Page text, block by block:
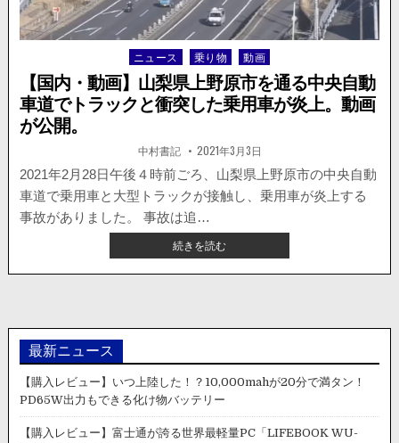
Posted
in
ニュース 乗り物 動画
【国内・動画】山梨県上野原市を通る中央自動
車道でトラックと衝突した乗用車が炎上。動画
が公開。
著
者:
中村書記 掲
載
日：
2021年3月3日
2021年2月28日午後４時前ごろ、山梨県上野原市の中央自動
車道で乗用車と大型トラックが接触し、乗用車が炎上する
事故がありました。 事故は追…
続きを読む【国
内・
動
梨
上
野
市
を
最新ニュース
【購入レビュー】いつ上陸した！？10,000mahが20分で満タン！
PD65W出力もできる化け物バッテリー
【購入レビュー】富士通が誇る世界最軽量PC「LIFEBOOK WU-